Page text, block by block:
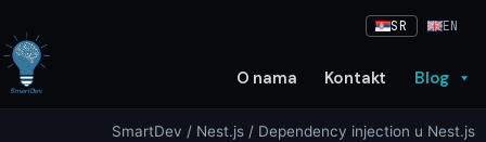
to
content
SR EN
O nama Kontakt Blog
SmartDev / Nest.js / Dependency injection u Nest.js